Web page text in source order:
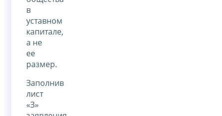
в
уставном
капитале,
а не
ее
размер.
Заполнив
лист
«З»